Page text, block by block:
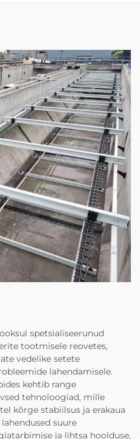
spetsialiseerunud
tootmisele reovetes,
vedelike setete
lahendamisele.
kehtib range
tehnoloogiad, mille
kõrge stabiilsus ja erakaua
suure
ja lihtsa hoolduse,